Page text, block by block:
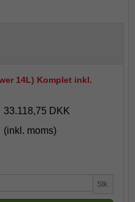
14L) Komplet inkl.
33.118,75 DKK
(inkl. moms)
Stk.